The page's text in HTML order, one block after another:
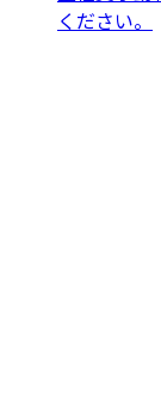
ください。